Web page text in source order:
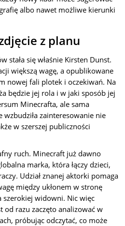
albo nawet możliwe kierunki
z planu
stała się właśnie Kirsten Dunst.
większą wagę, a opublikowane
nowej fali plotek i oczekiwań. Na
będzie jej rola i w jaki sposób jej
Minecrafta, ale sama
zainteresowanie nie
w szerszej publiczności
ruch. Minecraft już dawno
marka, która łączy dzieci,
Udział znanej aktorki pomaga
między ukłonem w stronę
szerokiej widowni. Nic więc
od razu zaczęto analizować w
próbując odczytać, co może